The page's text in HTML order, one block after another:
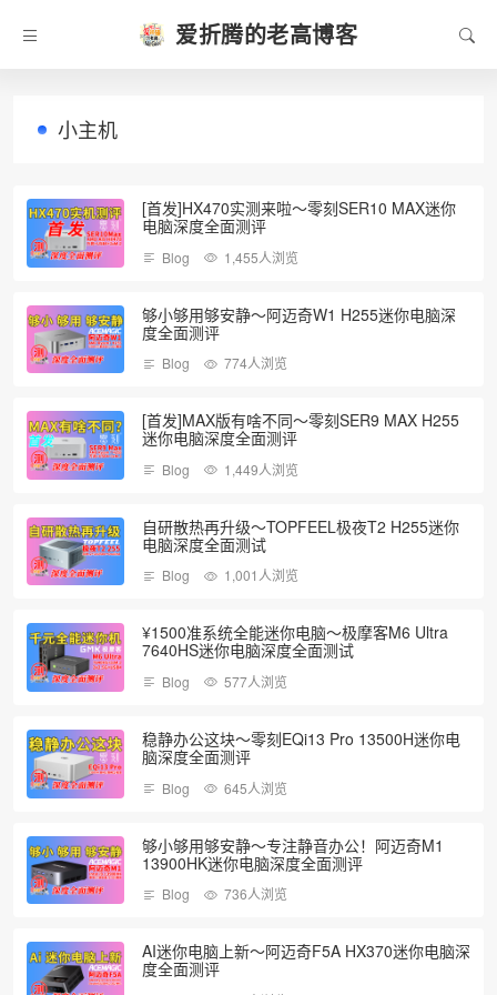
爱折腾的老高博客
小主机
[首发]HX470实测来啦～零刻SER10 MAX迷你
电脑深度全面测评
Blog 1,455人浏览
够小够用够安静～阿迈奇W1 H255迷你电脑深
度全面测评
Blog 774人浏览
[首发]MAX版有啥不同～零刻SER9 MAX H255
迷你电脑深度全面测评
Blog 1,449人浏览
自研散热再升级～TOPFEEL极夜T2 H255迷你
电脑深度全面测试
Blog 1,001人浏览
¥1500准系统全能迷你电脑～极摩客M6 Ultra
7640HS迷你电脑深度全面测试
Blog 577人浏览
稳静办公这块～零刻EQi13 Pro 13500H迷你电
脑深度全面测评
Blog 645人浏览
够小够用够安静～专注静音办公！阿迈奇M1
13900HK迷你电脑深度全面测评
Blog 736人浏览
AI迷你电脑上新～阿迈奇F5A HX370迷你电脑深
度全面测评